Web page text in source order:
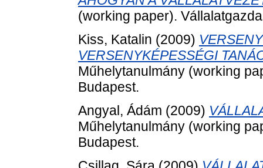
(working paper).
Kiss, Katalin (2009)
VERSENYKÉPESSÉGI
Műhelytanulmány (working
Budapest.
Angyal, Ádám (2009)
Műhelytanulmány (working
Budapest.